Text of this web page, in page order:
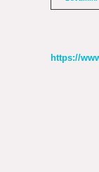
https://